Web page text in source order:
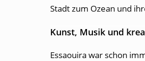
Stadt zum Ozean und
Kunst, Musik und
Essaouira war schon